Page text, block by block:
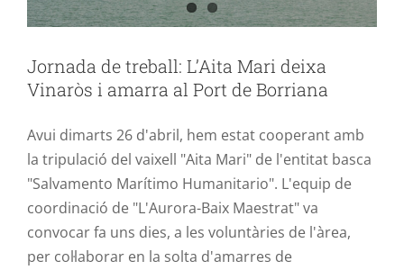
Jornada de treball: L’Aita Mari deixa
Vinaròs i amarra al Port de Borriana
Avui dimarts 26 d'abril, hem estat cooperant amb
la tripulació del vaixell "Aita Mari" de l'entitat basca
"Salvamento Marítimo Humanitario". L'equip de
coordinació de "L'Aurora-Baix Maestrat" va
convocar fa uns dies, a les voluntàries de l'àrea,
per col·laborar en la solta d'amarres de